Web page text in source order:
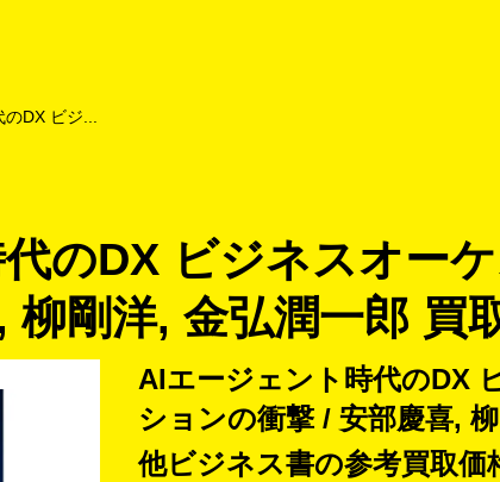
DX ビジ...
のDX ビジネスオー
柳剛洋, 金弘潤一郎 買
AIエージェント時代のDX
ションの衝撃 / 安部慶喜,
他ビジネス書の参考買取価